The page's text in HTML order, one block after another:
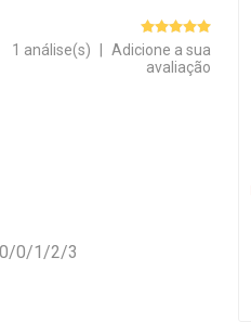
1 análise(s)
Adicione a sua
avaliação
0/1/2/3